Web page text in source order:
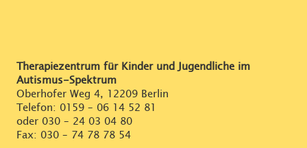
Therapiezentrum für Kinder und Jugendliche im
Autismus-Spektrum
Oberhofer Weg 4, 12209 Berlin
Telefon: 0159 – 06 14 52 81
oder 030 – 24 03 04 80
Fax: 030 – 74 78 78 54